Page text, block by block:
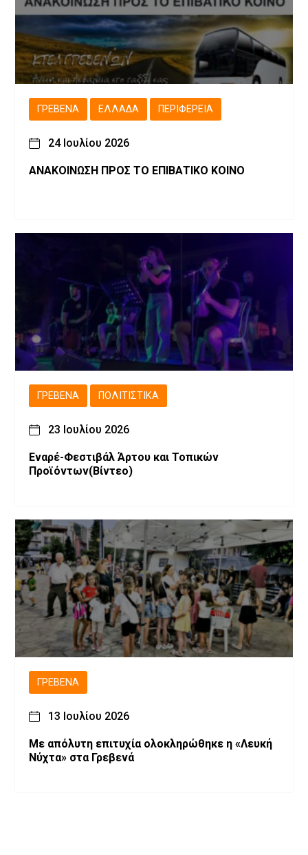
ΓΡΕΒΕΝΆ ΕΛΛΆΔΑ ΠΕΡΙΦΈΡΕΙΑ
24 Ιουλίου 2026
ΑΝΑΚΟΙΝΩΣΗ ΠΡΟΣ ΤΟ ΕΠΙΒΑΤΙΚΟ ΚΟΙΝΟ
ΓΡΕΒΕΝΆ ΠΟΛΙΤΙΣΤΙΚΆ
23 Ιουλίου 2026
Εναρέ-Φεστιβάλ Άρτου και Τοπικών
Προϊόντων(Βίντεο)
ΓΡΕΒΕΝΆ
13 Ιουλίου 2026
Με απόλυτη επιτυχία ολοκληρώθηκε η «Λευκή
Νύχτα» στα Γρεβενά